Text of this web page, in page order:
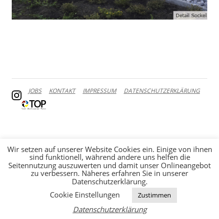
JOBS KONTAKT IMPRESSUM DATENSCHUTZERKLÄRUNG
Wir setzen auf unserer Website Cookies ein. Einige von ihnen
sind funktionell, während andere uns helfen die
Seitennutzung auszuwerten und damit unser Onlineangebot
zu verbessern. Näheres erfahren Sie in unserer
Datenschutzerklärung.
Cookie Einstellungen
Zustimmen
Datenschutzerklärung